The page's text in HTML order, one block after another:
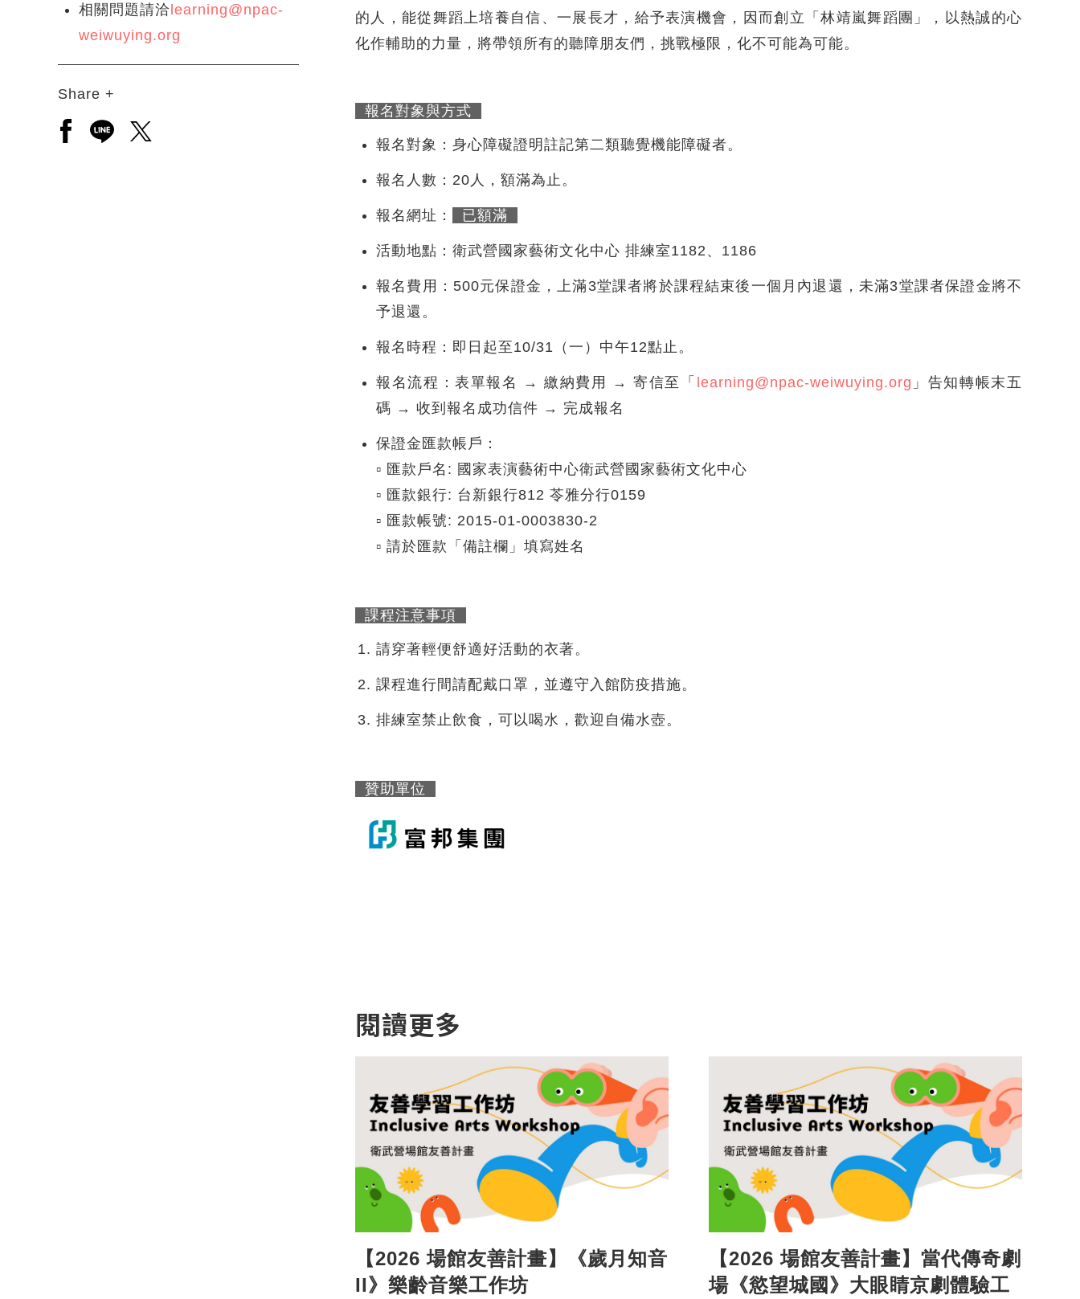
相關問題請洽learning@npac-
weiwuying.org
Share +
另開新視窗分享至facebook
另開新視窗分享至line
另開新視窗分享至twitter
的人，能從舞蹈上培養自信、一展長才，給予表演機會，因而創立「林靖嵐舞蹈團」，以熱誠的心
化作輔助的力量，將帶領所有的聽障朋友們，挑戰極限，化不可能為可能。
報名對象與方式
報名對象：身心障礙證明註記第二類聽覺機能障礙者。
報名人數：20人，額滿為止。
報名網址： 已額滿
活動地點：衛武營國家藝術文化中心 排練室1182、1186
報名費用：500元保證金，上滿3堂課者將於課程結束後一個月內退還，未滿3堂課者保證金將不
予退還。
報名時程：即日起至10/31（一）中午12點止。
報名流程：表單報名 → 繳納費用 → 寄信至「 learning@npac-weiwuying.org 」告知轉帳末五
碼 → 收到報名成功信件 → 完成報名
保證金匯款帳戶：
▫ 匯款戶名: 國家表演藝術中心衛武營國家藝術文化中心
▫ 匯款銀行: 台新銀行812 苓雅分行0159
▫ 匯款帳號: 2015-01-0003830-2
▫ 請於匯款「備註欄」填寫姓名
課程注意事項
請穿著輕便舒適好活動的衣著。
課程進行間請配戴口罩，並遵守入館防疫措施。
排練室禁止飲食，可以喝水，歡迎自備水壺。
贊助單位
閱讀更多
【2026 場館友善計畫】《歲月知音
II》樂齡音樂工作坊
【2026 場館友善計畫】當代傳奇劇
場《慾望城國》大眼睛京劇體驗工